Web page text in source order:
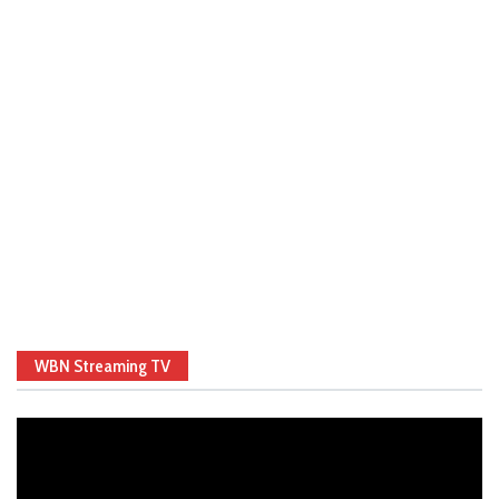
WBN Streaming TV